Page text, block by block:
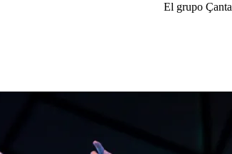
El grupo